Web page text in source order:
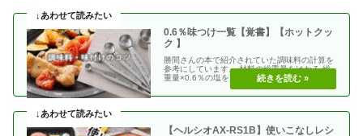
0.6％味つけ一覧【覚書】【ホットクッ
ク 】
勝間さんの本で紹介されていた調味料の計算を
参考にしています。 材料の総重量をはかる 総
重量×0.6％の塩を加える 使う調味料＝（総重
【ヘルシオAX-RS1B】使いこなしレシ